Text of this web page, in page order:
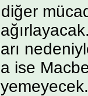
ise